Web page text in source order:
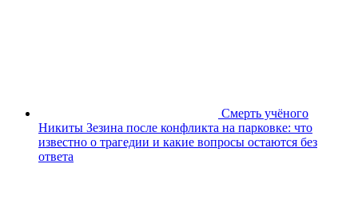
Смерть учёного
Никиты Зезина после конфликта на парковке: что
известно о трагедии и какие вопросы остаются без
ответа